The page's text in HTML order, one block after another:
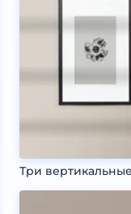
Три